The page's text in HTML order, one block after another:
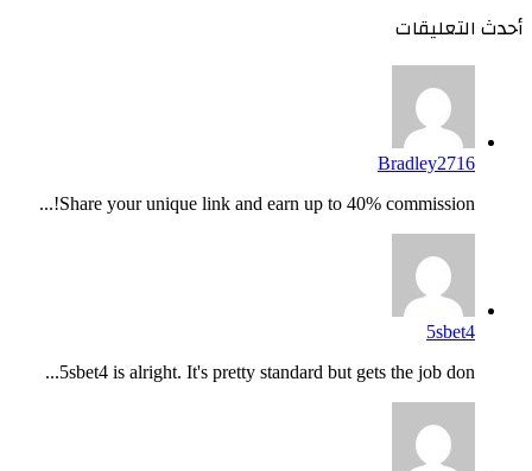
أحدث التعليقات
Bradley2716
Share your unique link and earn up to 40% commission!...
5sbet4
5sbet4 is alright. It's pretty standard but gets the job don...